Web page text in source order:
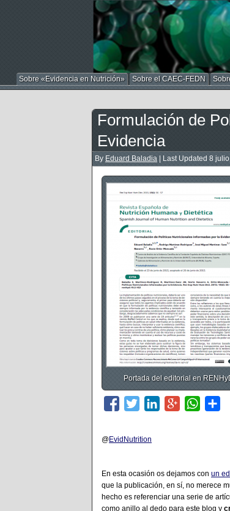
Sobre «Evidencia en Nutrición» Sobre el CAEC-FEDN
Formulación de
Evidencia
By Eduard Baladia Last Updated 8
Portada del editorial en
@EvidNutrition
En esta ocasión os dejamos con un
que la publicación, en sí, no merece
hecho es referenciar una serie de
como anillo al dedo para este blog y